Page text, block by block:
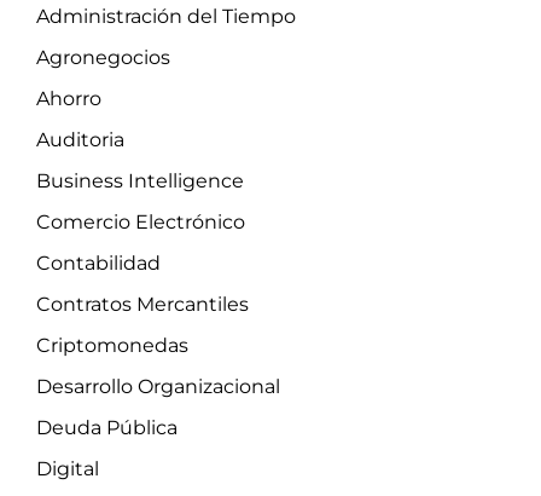
Administración del Tiempo
Agronegocios
Ahorro
Auditoria
Business Intelligence
Comercio Electrónico
Contabilidad
Contratos Mercantiles
Criptomonedas
Desarrollo Organizacional
Deuda Pública
Digital